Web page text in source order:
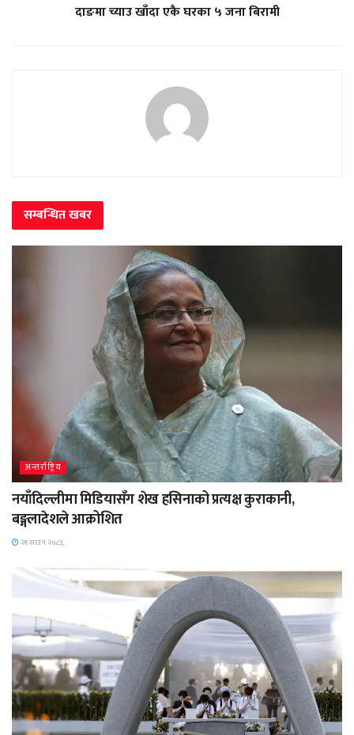
दाङमा च्याउ खाँदा एकै घरका ५ जना बिरामी
सम्बन्धितखबर
अन्तर्राष्ट्रिय
नयाँदिल्लीमा मिडियासँग शेख हसिनाको प्रत्यक्ष कुराकानी,
बङ्गलादेशले आक्रोशित
२१ साउन २०८३,